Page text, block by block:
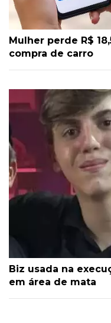
Mulher perde R$
compra de carro
Biz usada na
em área de mata